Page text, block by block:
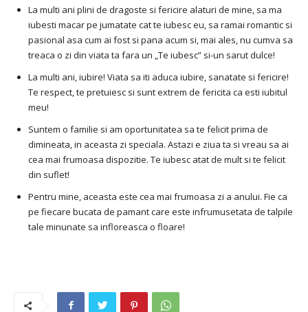
La multi ani plini de dragoste si fericire alaturi de mine, sa ma
iubesti macar pe jumatate cat te iubesc eu, sa ramai romantic si
pasional asa cum ai fost si pana acum si, mai ales, nu cumva sa
treaca o zi din viata ta fara un „Te iubesc” si-un sarut dulce!
La multi ani, iubire! Viata sa iti aduca iubire, sanatate si fericire!
Te respect, te pretuiesc si sunt extrem de fericita ca esti iubitul
meu!
Suntem o familie si am oportunitatea sa te felicit prima de
dimineata, in aceasta zi speciala. Astazi e ziua ta si vreau sa ai
cea mai frumoasa dispozitie. Te iubesc atat de mult si te felicit
din suflet!
Pentru mine, aceasta este cea mai frumoasa zi a anului. Fie ca
pe fiecare bucata de pamant care este infrumusetata de talpile
tale minunate sa infloreasca o floare!